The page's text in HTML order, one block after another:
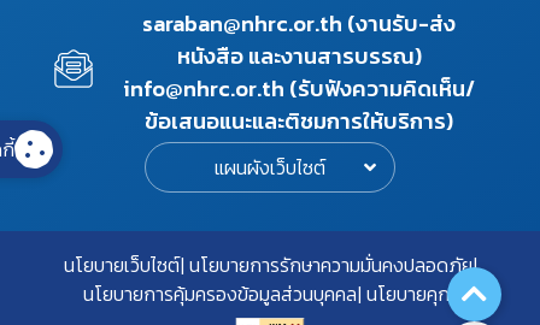
saraban@nhrc.or.th (งานรับ-ส่ง
หนังสือ และงานสารบรรณ)
info@nhrc.or.th (รับฟังความคิดเห็น/
ข้อเสนอแนะและติชมการให้บริการ)
แผนผังเว็บไซต์
นโยบายเว็บไซต์ นโยบายการรักษาความมั่นคงปลอดภัย
นโยบายการคุ้มครองข้อมูลส่วนบุคคล นโยบายคุกกี้